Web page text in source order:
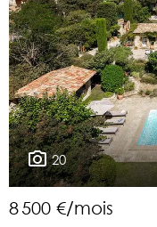
20
8 500 €/mois